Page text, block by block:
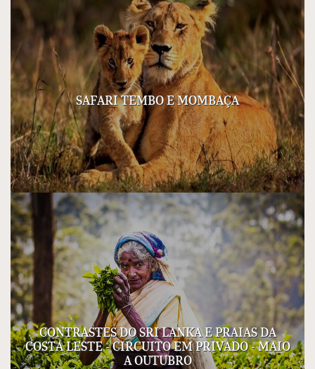
SAFARI TEMBO E MOMBAÇA
CONTRASTES DO SRI LANKA E PRAIAS DA
COSTA LESTE - CIRCUITO EM PRIVADO - MAIO
A OUTUBRO